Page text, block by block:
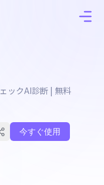
ックAI診断 | 無料
今すぐ使用